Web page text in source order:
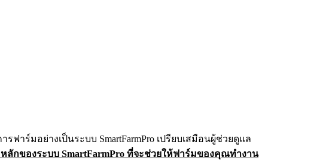
าร์มอย่างเป็นระบบ SmartFarmPro เปรียบเสมือนผู้ช่วยดูแล
ลักของระบบ SmartFarmPro ที่จะช่วยให้ฟาร์มของคุณทำงาน